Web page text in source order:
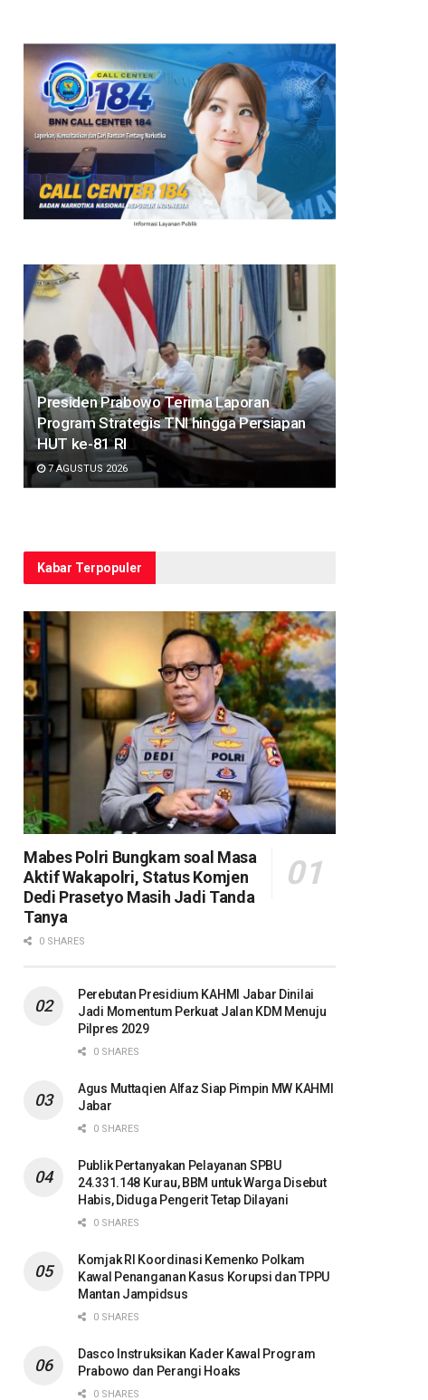
Presiden Prabowo Terima Laporan
Program Strategis TNI hingga Persiapan
HUT ke-81 RI
7 AGUSTUS 2026
Kabar Terpopuler
Mabes Polri Bungkam soal Masa
Aktif Wakapolri, Status Komjen
Dedi Prasetyo Masih Jadi Tanda
Tanya
0 SHARES
Perebutan Presidium KAHMI Jabar Dinilai
Jadi Momentum Perkuat Jalan KDM Menuju
Pilpres 2029
0 SHARES
Agus Muttaqien Alfaz Siap Pimpin MW KAHMI
Jabar
0 SHARES
Publik Pertanyakan Pelayanan SPBU
24.331.148 Kurau, BBM untuk Warga Disebut
Habis, Diduga Pengerit Tetap Dilayani
0 SHARES
Komjak RI Koordinasi Kemenko Polkam
Kawal Penanganan Kasus Korupsi dan TPPU
Mantan Jampidsus
0 SHARES
Dasco Instruksikan Kader Kawal Program
Prabowo dan Perangi Hoaks
0 SHARES